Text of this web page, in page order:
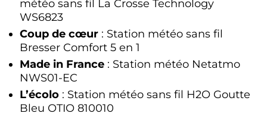
météo sans fil La Crosse Technology
WS6823
Coup de cœur : Station météo sans fil
Bresser Comfort 5 en 1
Made in France : Station météo Netatmo
NWS01-EC
L’écolo : Station météo sans fil H2O Goutte
Bleu OTIO 810010